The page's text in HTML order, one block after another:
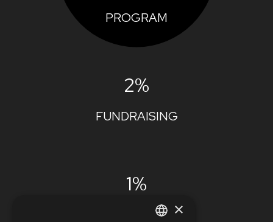
PROGRAM
2%
FUNDRAISING
1%
ADMINISTRÁCIA
×